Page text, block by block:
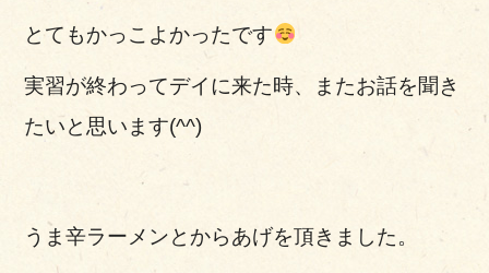
とてもかっこよかったです
実習が終わってデイに来た時、またお話を聞き
たいと思います(^^)
うま辛ラーメンとからあげを頂きました。